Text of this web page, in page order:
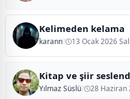
Kelimeden kelama
karann? 13 Ocak 2026
Kitap ve şiir
Yılmaz Süslü? 28 Haziran